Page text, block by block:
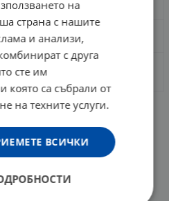
500 mcg
100 mcg
219mcg
Магнезиев стеарат,
с произход извън ЕС.
на
страна с нашите
и анализи,
с друга
сте им
която са събрали от
на техните услуги.
ВСИЧКИ